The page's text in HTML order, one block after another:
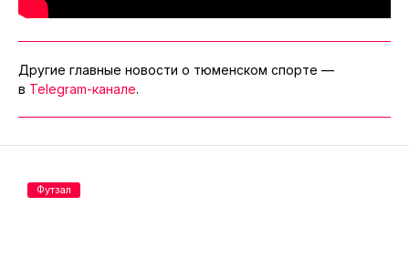
Другие главные новости о тюменском спорте —
в Telegram-канале.
Футзал